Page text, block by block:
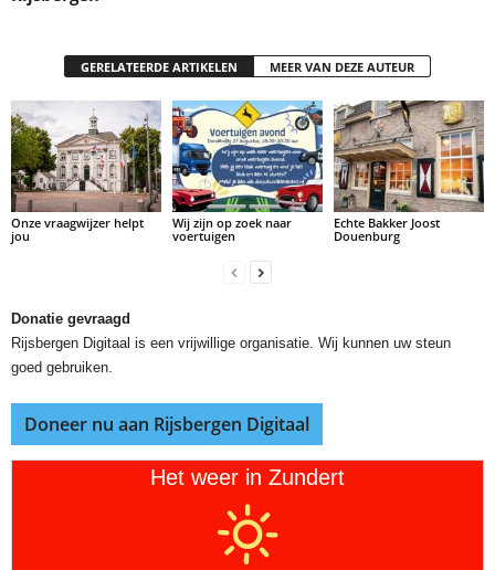
GERELATEERDE ARTIKELEN MEER VAN DEZE AUTEUR
Onze vraagwijzer helpt
jou
Wij zijn op zoek naar
voertuigen
Echte Bakker Joost
Douenburg
Donatie gevraagd
Rijsbergen Digitaal is een vrijwillige organisatie. Wij kunnen uw steun
goed gebruiken.
Doneer nu aan Rijsbergen Digitaal
Het weer in Zundert